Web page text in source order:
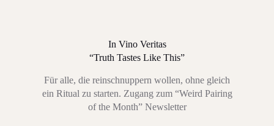
In Vino Veritas
“Truth Tastes Like This”
Für alle, die reinschnuppern wollen, ohne gleich
ein Ritual zu starten. Zugang zum “Weird Pairing
of the Month” Newsletter